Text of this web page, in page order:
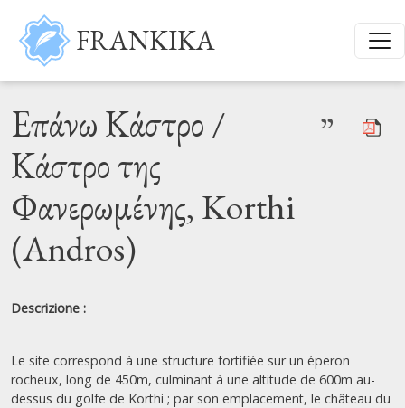
Salta al contenuto principale
FRANKIKA
Επάνω Κάστρο /
Κάστρο της
Φανερωμένης, Korthi
(Andros)
”
Descrizione :
Le site correspond à une structure fortifiée sur un éperon
rocheux, long de 450m, culminant à une altitude de 600m au-
dessus du golfe de Korthi ; par son emplacement, le château du